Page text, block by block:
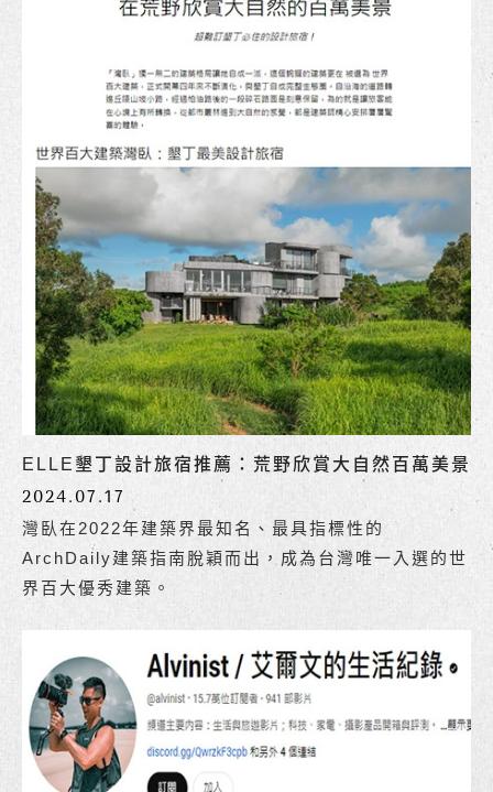
ELLE墾丁設計旅宿推薦：荒野欣賞大自然百萬美景
2024.07.17
灣臥在2022年建築界最知名、最具指標性的
ArchDaily建築指南脫穎而出，成為台灣唯一入選的世
界百大優秀建築。